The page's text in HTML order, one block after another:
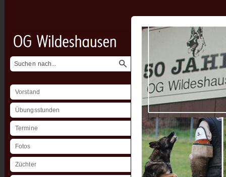
Vorstand
Übungsstunden
Termine
Fotos
Züchter